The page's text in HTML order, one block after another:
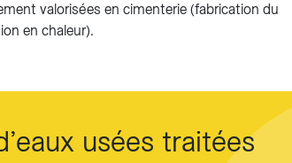
valorisées en cimenterie (fabrication du
en chaleur).
usées traitées